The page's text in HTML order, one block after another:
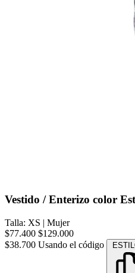
Vestido / Enterizo color
Talla: XS | Mujer
$77.400 $129.000
$38.700 Usando el código